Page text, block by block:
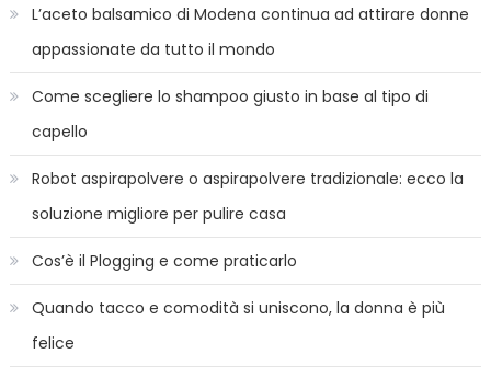
L’aceto balsamico di Modena continua ad attirare donne
appassionate da tutto il mondo
Come scegliere lo shampoo giusto in base al tipo di
capello
Robot aspirapolvere o aspirapolvere tradizionale: ecco la
soluzione migliore per pulire casa
Cos’è il Plogging e come praticarlo
Quando tacco e comodità si uniscono, la donna è più
felice